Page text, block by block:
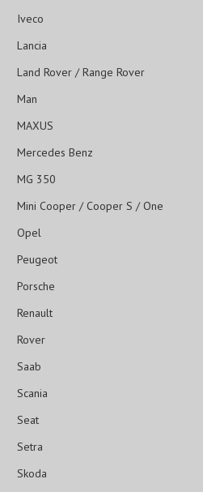
Iveco
Lancia
Land Rover / Range Rover
Man
MAXUS
Mercedes Benz
MG 350
Mini Cooper / Cooper S / One
Opel
Peugeot
Porsche
Renault
Rover
Saab
Scania
Seat
Setra
Skoda